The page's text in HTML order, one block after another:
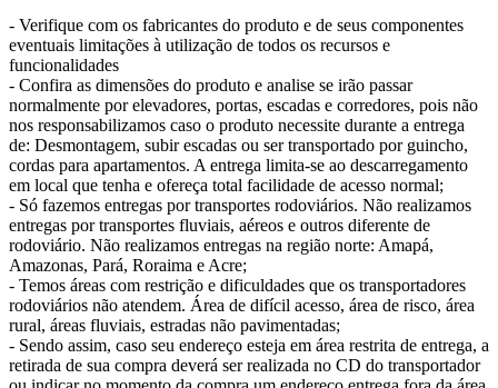
- Verifique com os fabricantes do produto e de seus componentes
eventuais limitações à utilização de todos os recursos e
funcionalidades
- Confira as dimensões do produto e analise se irão passar
normalmente por elevadores, portas, escadas e corredores, pois não
nos responsabilizamos caso o produto necessite durante a entrega
de: Desmontagem, subir escadas ou ser transportado por guincho,
cordas para apartamentos. A entrega limita-se ao descarregamento
em local que tenha e ofereça total facilidade de acesso normal;
- Só fazemos entregas por transportes rodoviários. Não realizamos
entregas por transportes fluviais, aéreos e outros diferente de
rodoviário. Não realizamos entregas na região norte: Amapá,
Amazonas, Pará, Roraima e Acre;
- Temos áreas com restrição e dificuldades que os transportadores
rodoviários não atendem. Área de difícil acesso, área de risco, área
rural, áreas fluviais, estradas não pavimentadas;
- Sendo assim, caso seu endereço esteja em área restrita de entrega, a
retirada de sua compra deverá ser realizada no CD do transportador